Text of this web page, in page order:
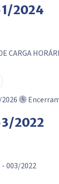
1/2024
CARGA
3/2022
- 003/2022